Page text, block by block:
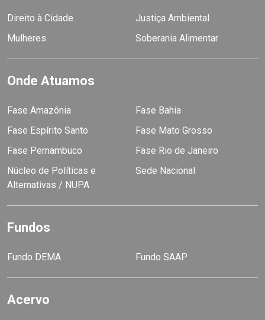
Direito à Cidade
Justiça Ambiental
Mulheres
Soberania Alimentar
Onde Atuamos
Fase Amazônia
Fase Bahia
Fase Espírito Santo
Fase Mato Grosso
Fase Pernambuco
Fase Rio de Janeiro
Núcleo de Políticas e
Alternativas / NUPA
Sede Nacional
Fundos
Fundo DEMA Fundo SAAP
Acervo